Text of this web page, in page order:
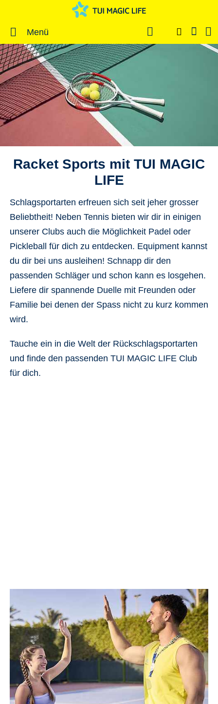
Menü
Racket Sports mit TUI MAGIC
LIFE
Schlagsportarten erfreuen sich seit jeher grosser
Beliebtheit! Neben Tennis bieten wir dir in einigen
unserer Clubs auch die Möglichkeit Padel oder
Pickleball für dich zu entdecken. Equipment kannst
du dir bei uns ausleihen! Schnapp dir den
passenden Schläger und schon kann es losgehen.
Liefere dir spannende Duelle mit Freunden oder
Familie bei denen der Spass nicht zu kurz kommen
wird.
Tauche ein in die Welt der Rückschlagsportarten
und finde den passenden TUI MAGIC LIFE Club
für dich.